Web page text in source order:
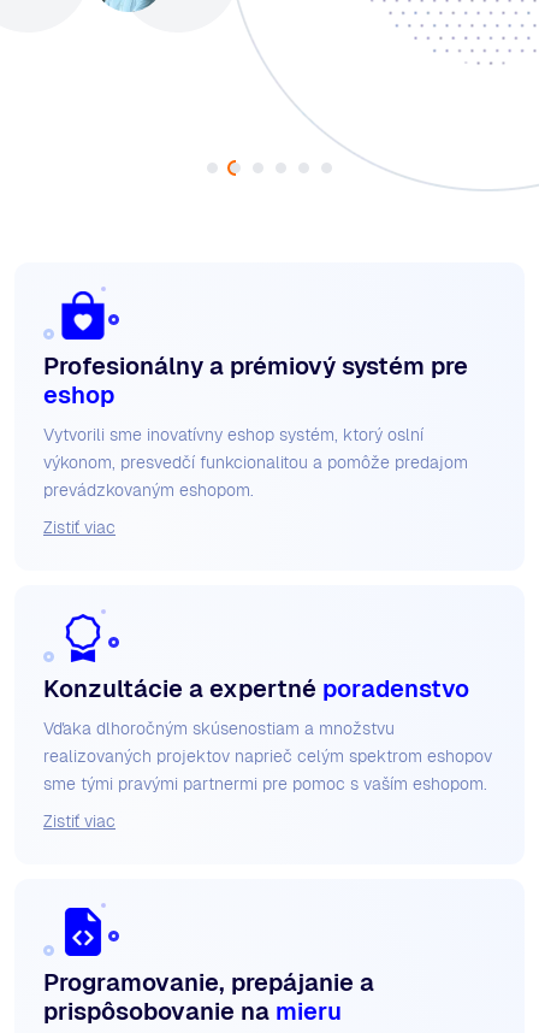
Majiteľ & CEO, Bežecké Potreby
Richard Polák
Majiteľ & CEO, 3D.sk
Profesionálny a prémiový systém pre
eshop
Vytvorili sme inovatívny eshop systém, ktorý oslní
výkonom, presvedčí funkcionalitou a pomôže predajom
prevádzkovaným eshopom.
Zistiť viac
Konzultácie a expertné poradenstvo
Vďaka dlhoročným skúsenostiam a množstvu
realizovaných projektov naprieč celým spektrom eshopov
sme tými pravými partnermi pre pomoc s vaším eshopom.
Zistiť viac
Programovanie, prepájanie a
prispôsobovanie na mieru